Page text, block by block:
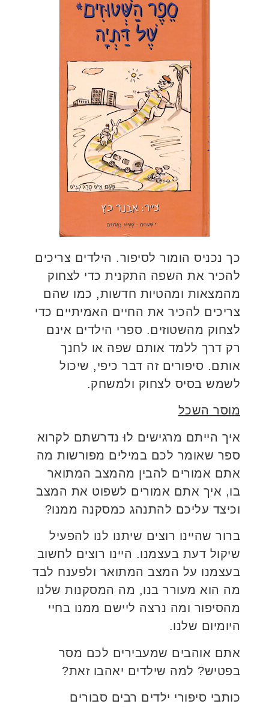
כך נכניס הומור לסיפור. הילדים צריכים
להכיר את השפה התקנית כדי לצחוק
מהמצאות ומהטיות חדשות, כמו שהם
צריכים להכיר את החיים האמיתיים כדי
לצחוק מהשטוזים. ספרי הילדים אינם
רק דרך ללמד אותם שפה או לחנך
אותם. סיפורים זה דבר כיפי, שיכול
לשמש בסיס לצחוק ולמשחק.
מוסר השכל
איך הייתם מרגישים לוּ נדרשתם לקרוא
ספר שאומר לכם במילים מפורשות מה
אתם אמורים להבין מהמצב המתואר
בו, איך אתם אמורים לשפוט את המצב
וכיצד עליכם להתנהג כמסקנה ממנו?
ברור שהיינו רוצים שיתנו לנו להפעיל
שיקול דעת בעצמנו. היינו רוצים לחשוב
בעצמנו על המצב המתואר ולפענח לבד
מה הוא מעורר בנו, מה המסקנות שלנו
מהסיפור ומה נרצה ליישם ממנו בחיי
היומיום שלנו.
אתם אוהבים שמעבירים לכם מסר
בפטיש? למה שילדים יאהבו זאת?
כותבי סיפורי ילדים רבים סבורים